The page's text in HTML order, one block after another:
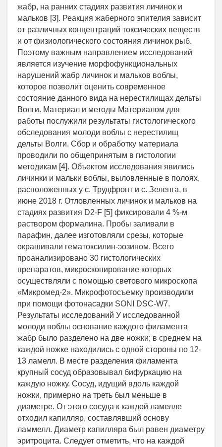
жабр, на ранних стадиях развития личинок и
мальков [3]. Реакция жаберного эпителия зависит
от различных концентраций токсических веществ
и от физиологического состояния личинок рыб.
Поэтому важным направлением исследований
является изучение морфофункциональных
нарушений жабр личинок и мальков воблы,
которое позволит оценить современное
состояние данного вида на нерестилищах дельты
Волги. Материал и методы Материалом для
работы послужили результаты гистологического
обследования молоди воблы с нерестилищ
дельты Волги. Сбор и обработку материала
проводили по общепринятым в гистологии
методикам [4]. Объектом исследования явились
личинки и мальки воблы, выловленные в полоях,
расположенных у с. Трудфронт и с. Зеленга, в
июне 2018 г. Отловленных личинок и мальков на
стадиях развития D2-F [5] фиксировали 4 %-м
раствором формалина. Пробы заливали в
парафин, далее изготовляли срезы, которые
окрашивали гематоксилин-эозином. Всего
проанализировано 30 гистологических
препаратов, микроскопирование которых
осуществляли с помощью светового микроскопа
«Микромед-2». Микрофотосъемку производили
при помощи фотонасадки SONI DSC-W7.
Результаты исследований У исследованной
молоди воблы основание каждого филамента
жабр было разделено на две ножки; в среднем на
каждой ножке находились с одной стороны по 12-
13 ламелл. В месте разделения филамента
крупный сосуд образовывал бифуркацию на
каждую ножку. Сосуд, идущий вдоль каждой
ножки, примерно на треть был меньше в
диаметре. От этого сосуда к каждой ламелле
отходил капилляр, составлявший основу
ламмелл. Диаметр капилляра был равен диаметру
эритроцита. Следует отметить, что на каждой